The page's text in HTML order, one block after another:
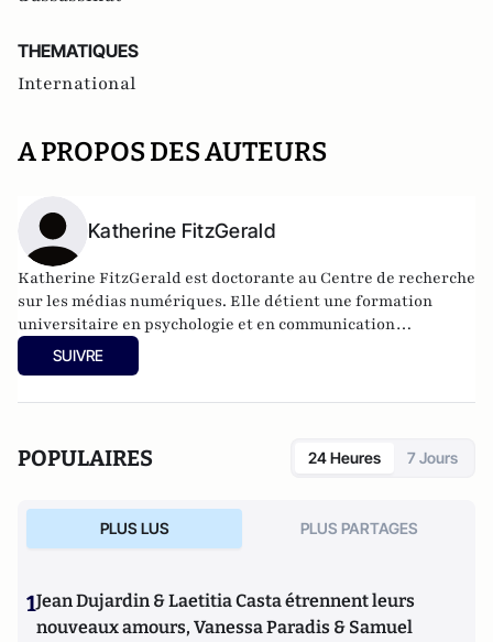
THEMATIQUES
International
A PROPOS DES AUTEURS
Katherine FitzGerald
Katherine FitzGerald est doctorante au Centre de recherche
sur les médias numériques. Elle détient une formation
universitaire en psychologie et en communication
numérique. Elle a publié des articles dans des revues telles
que la Harvard Kennedy School Misinformation Review et
théories du complot, le désordre de l'information et la
numériques.
SUIVRE
POPULAIRES 24 Heures 7 Jours
PLUS LUS PLUS PARTAGES
1Jean Dujardin & Laetitia Casta étrennent leurs
nouveaux amours, Vanessa Paradis & Samuel